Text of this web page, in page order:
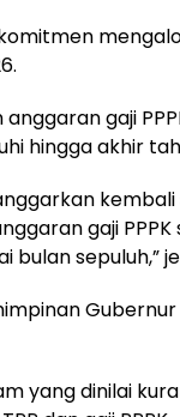
gaji
hingga akhir
gaji
sepuluh,”
yang dinilai